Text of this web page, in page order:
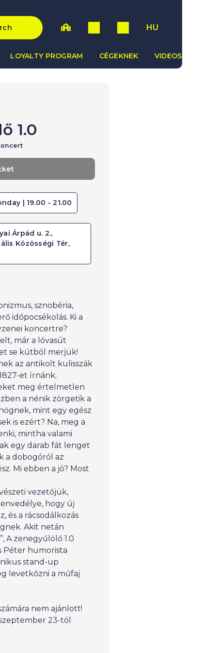
HU
LOYALTY PROGRAM CÉGEKNEK VIDEOS
1.0
| 19.00 - 21.00
Árpád u. 2.,
Közösségi Tér,
sznobéria,
időpocsékolás. Ki a
koncertre?
már a lóvasút
se kútból merjük!
az antikolt kulisszák
et írnánk;
meg értelmetlen
a nénik zörgetik a
mint egy egész
is ezért? Na, meg a
mintha valami
egy darab fát lenget
a dobogóról az
Mi ebben a jó? Most
vezetőjük,
hogy új
és a rácsodálkozás
Akit netán
A zenegyűlölő 1.0
Péter humorista
stand-up
levetkőzni a műfaj
nem ajánlott!
23-tól